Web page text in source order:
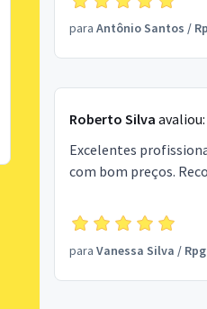
para Antônio Santos /
Roberto Silva avaliou:
Excelentes
com bom preços.
para Vanessa Silva / Rpg